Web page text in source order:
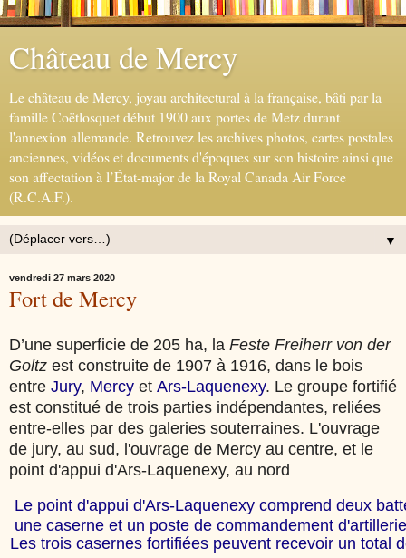
Château de Mercy
Le château de Mercy, joyau architectural à la française, bâti par la
famille Coëtlosquet début 1900 aux portes de Metz durant
l'annexion allemande. Retrouvez les archives photos, cartes postales
anciennes, vidéos et documents d'époques sur son histoire ainsi que
son affectation à l’État-major de la Royal Canada Air Force
(R.C.A.F.).
▼
vendredi 27 mars 2020
Fort de Mercy
D’une superficie de 205 ha, la Feste Freiherr von der
Goltz est construite de 1907 à 1916, dans le bois
entre Jury, Mercy et Ars-Laquenexy. Le groupe fortifié
est constitué de trois parties indépendantes, reliées
entre-elles par des galeries souterraines. L'ouvrage
de jury, au sud, l'ouvrage de Mercy au centre, et le
point d'appui d'Ars-Laquenexy, au nord
Le point d'appui d'Ars-Laquenexy comprend deux
une caserne et un poste de commandement d'artillerie
Les trois casernes fortifiées peuvent recevoir un total